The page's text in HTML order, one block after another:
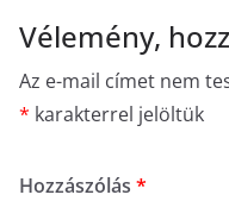
Vélemény,
Az e-mail címet nem
* karakterrel jelöltük
Hozzászólás *